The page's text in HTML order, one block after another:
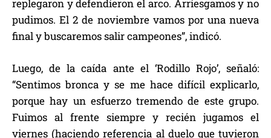
replegaron y defendieron el arco. Arriesgamos y no
pudimos. El 2 de noviembre vamos por una nueva
final y buscaremos salir campeones”, indicó.
Luego, de la caída ante el ‘Rodillo Rojo’, señaló:
“Sentimos bronca y se me hace difícil explicarlo,
porque hay un esfuerzo tremendo de este grupo.
Fuimos al frente siempre y recién jugamos el
viernes (haciendo referencia al duelo que tuvieron